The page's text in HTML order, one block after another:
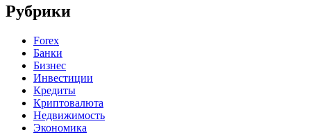
Рубрики
Forex
Банки
Бизнес
Инвестиции
Кредиты
Криптовалюта
Недвижимость
Экономика